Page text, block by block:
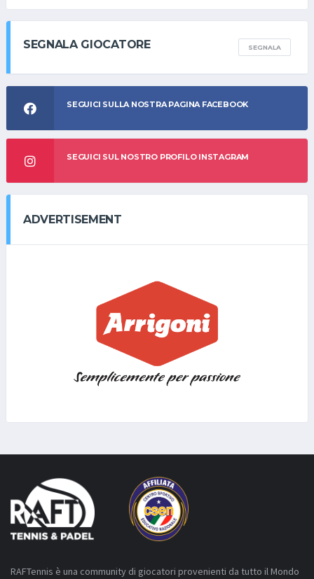
SEGNALA GIOCATORE SEGNALA
SEGUICI SULLA NOSTRA PAGINA FACEBOOK
SEGUICI SUL NOSTRO PROFILO INSTAGRAM
ADVERTISEMENT
RAFTennis è una community di giocatori provenienti da tutto il Mondo